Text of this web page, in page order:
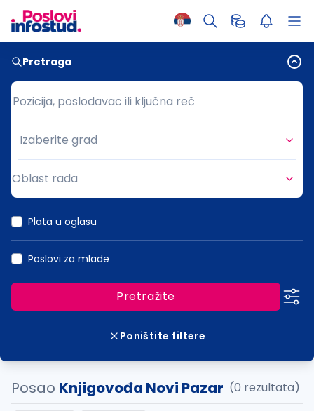
Pretraga
Pozicija, poslodavac ili ključna reč
Pozicija, poslodavac ili ključna reč
Grad
Izaberite grad
Oblast rada
Plata u oglasu
Poslovi za mlade
Pretražite
Poništite filtere
Posao Knjigovođa Novi Pazar (0 rezultata)